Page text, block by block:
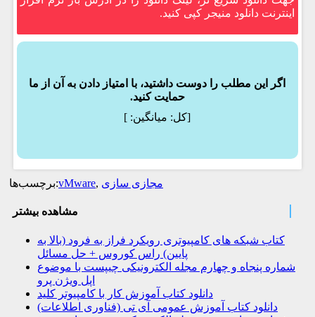
اینترنت دانلود منیجر کپی کنید.
اگر این مطلب را دوست داشتید، با امتیاز دادن به آن از ما
حمایت کنید.
[کل: میانگین: ]
برچسب‌ها:vMware, مجازی سازی
مشاهده بیشتر
کتاب شبکه های کامپیوتری رویکرد فراز به فرود (بالا به
پایین) راس کوروس + حل مسائل
شماره پنجاه و چهارم مجله الکترونیکی چیپست با موضوع
اپل ویژن پرو
دانلود کتاب آموزش کار با کامپیوتر کلید
دانلود کتاب آموزش عمومی آی تی (فناوری اطلاعات)